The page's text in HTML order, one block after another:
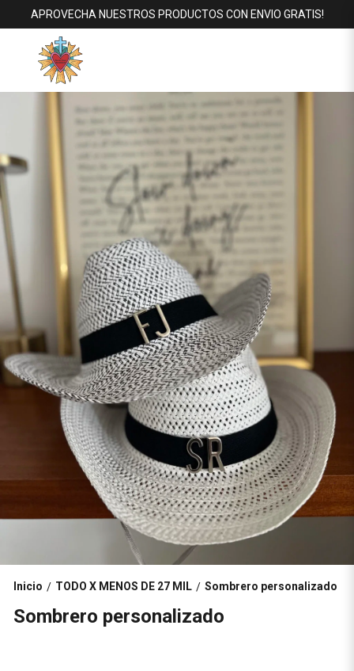
APROVECHA NUESTROS PRODUCTOS CON ENVIO GRATIS!
Inicio / TODO X MENOS DE 27 MIL / Sombrero personalizado
Sombrero personalizado